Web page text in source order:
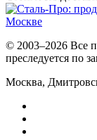
© 2003–2026 Все
преследуется по
Москва,